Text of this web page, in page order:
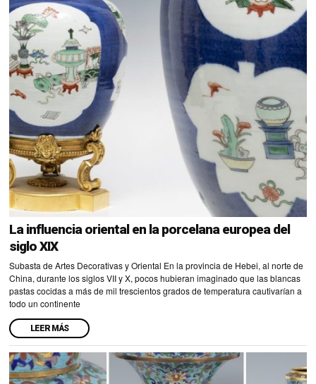
La influencia oriental en la porcelana europea del
siglo XIX
Subasta de Artes Decorativas y Oriental En la provincia de Hebei, al norte de
China, durante los siglos VII y X, pocos hubieran imaginado que las blancas
pastas cocidas a más de mil trescientos grados de temperatura cautivarían a
todo un continente
LEER MÁS